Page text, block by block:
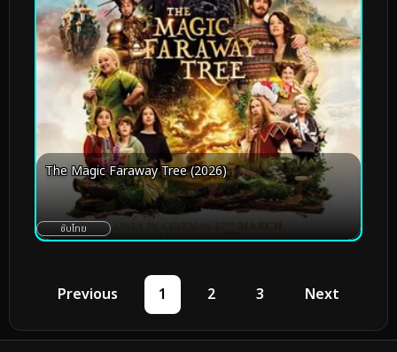
The Magic Faraway Tree (2026)
ซับไทย
Previous 1 2 3 Next